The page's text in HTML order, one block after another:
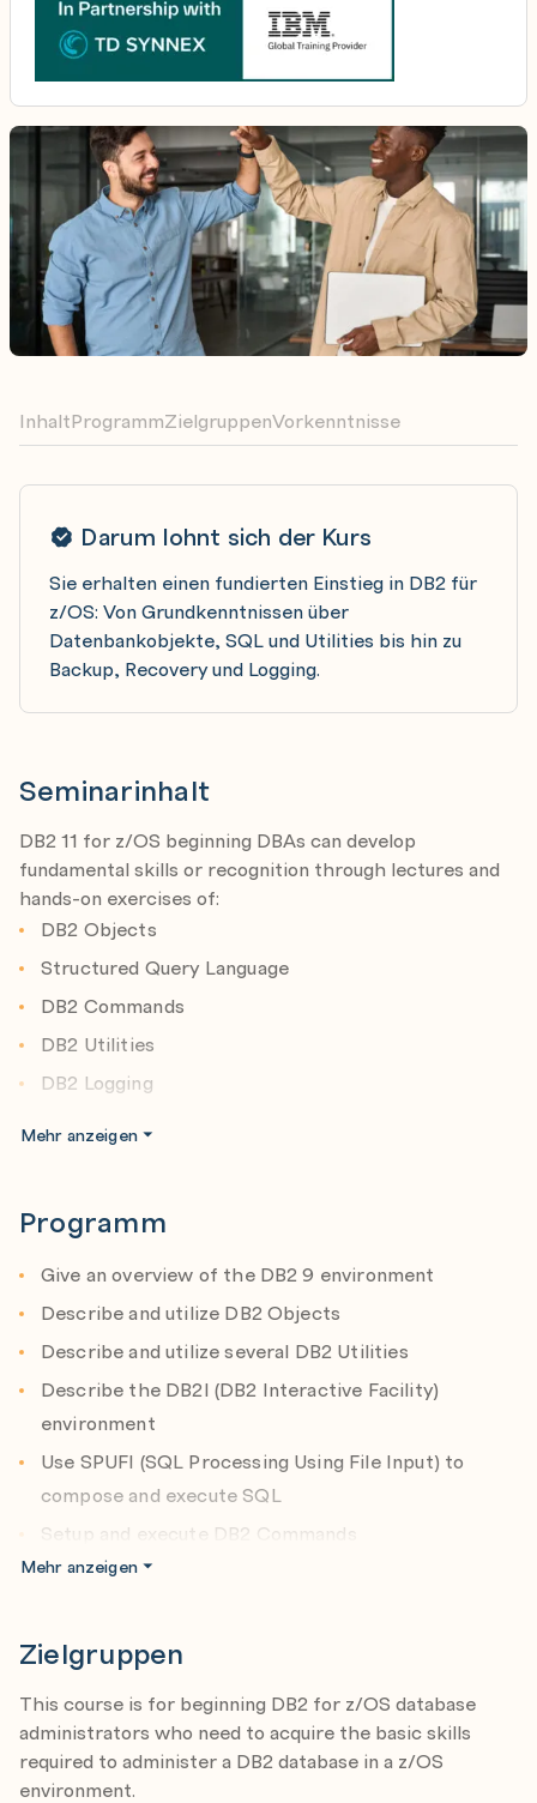
Darum lohnt sich der Kurs
Sie erhalten einen fundierten Einstieg in DB2 für
z/OS: Von Grundkenntnissen über
Datenbankobjekte, SQL und Utilities bis hin zu
Backup, Recovery und Logging.
Seminarinhalt
DB2 11 for z/OS beginning DBAs can develop
fundamental skills or recognition through lectures and
hands-on exercises of:
DB2 Objects
Structured Query Language
DB2 Commands
DB2 Utilities
DB2 Logging
Objective
Give an overview of the DB2 9 environment
Describe and utilize DB2 Objects
Describe and utilize several DB2 Utilities
Describe the DB2I (DB2 Interactive Facility)
environment
Use SPUFI (SQL Processing Using File Input) to
compose and execute SQL
Setup and execute DB2 Commands
Understand DB2 Logging
Describe DB2 program preparation process
Understand and utilize DB2 recovery strategies
Mehr anzeigen
Programm
Give an overview of the DB2 9 environment
Describe and utilize DB2 Objects
Describe and utilize several DB2 Utilities
Describe the DB2I (DB2 Interactive Facility)
environment
Use SPUFI (SQL Processing Using File Input) to
compose and execute SQL
Setup and execute DB2 Commands
Understand DB2 Logging
Understand DB2 startup and shutdown
Mehr anzeigen
Zielgruppen
This course is for beginning DB2 for z/OS database
administrators who need to acquire the basic skills
required to administer a DB2 database in a z/OS
environment.
InhaltProgrammZielgruppenVorkenntnisse